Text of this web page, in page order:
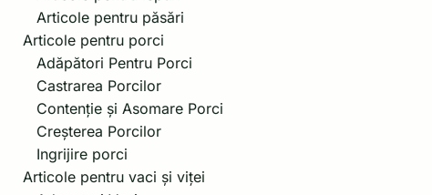
Articole pentru păsări
Articole pentru porci
Adăpători Pentru Porci
Castrarea Porcilor
Contenție și Asomare Porci
Creșterea Porcilor
Ingrijire porci
Articole pentru vaci și viței